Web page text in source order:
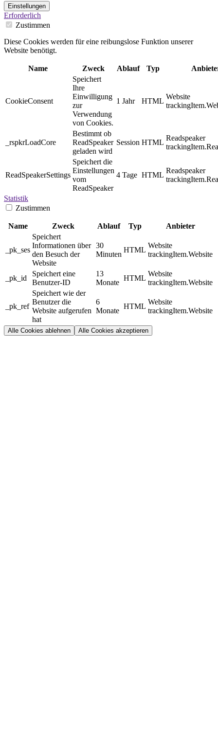
Einstellungen
Erforderlich
Zustimmen
Diese Cookies werden für eine reibungslose Funktion unserer
Website benötigt.
Name Zweck Ablauf Typ
CookieConsent
Speichert
Ihre
Einwilligung
zur
Verwendung
von Cookies.
1 Jahr HTML
Website
_rspkrLoadCore
Bestimmt ob
ReadSpeaker
geladen wird
Session HTML
Readspeaker
ReadSpeakerSettings
Speichert die
Einstellungen
vom
ReadSpeaker
4 Tage HTML
Readspeaker
Statistik
Zustimmen
Name Zweck Ablauf Typ Anbieter
_pk_ses
Speichert
Informationen über
den Besuch der
Website
30
Minuten
HTML
Website
trackingItem.Website
_pk_id
Speichert eine
Benutzer-ID
13
Monate
HTML
Website
trackingItem.Website
_pk_ref
Speichert wie der
Benutzer die
Website aufgerufen
hat
6
Monate
HTML
Website
trackingItem.Website
Alle Cookies ablehnen Alle Cookies akzeptieren